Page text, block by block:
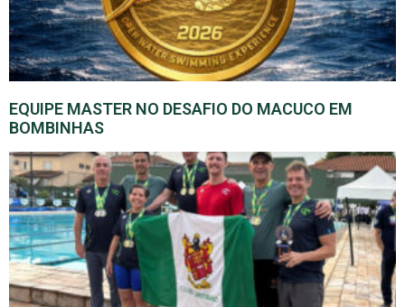
EQUIPE MASTER NO DESAFIO DO MACUCO EM
BOMBINHAS